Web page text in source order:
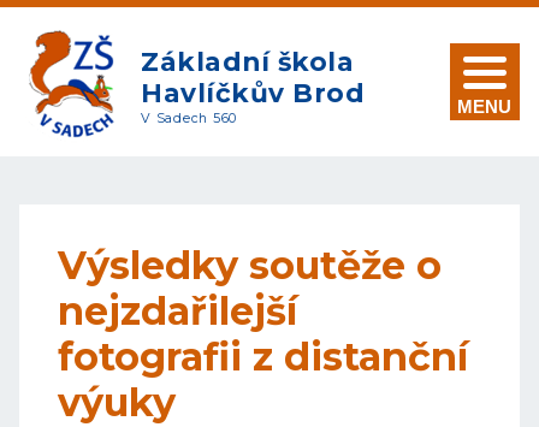
Základní škola
Havlíčkův Brod
V Sadech 560
MENU
Výsledky soutěže o
nejzdařilejší
fotografii z distanční
výuky